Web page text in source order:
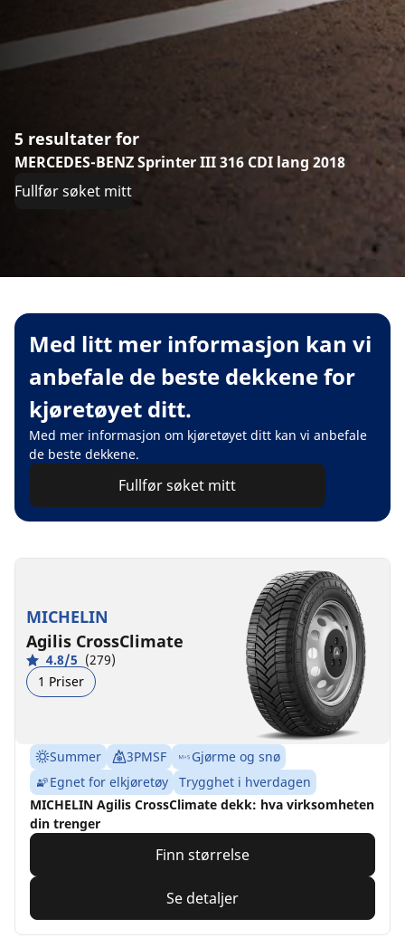
5 resultater for
MERCEDES-BENZ Sprinter III 316 CDI lang 2018
Fullfør søket mitt
Med litt mer informasjon kan vi
anbefale de beste dekkene for
kjøretøyet ditt.
Med mer informasjon om kjøretøyet ditt kan vi anbefale
de beste dekkene.
Fullfør søket mitt
MICHELIN
Agilis CrossClimate
4.8/5 (279)
1 Priser
Summer 3PMSF
Gjørme og snø
Egnet for elkjøretøy
Trygghet i hverdagen
MICHELIN Agilis CrossClimate dekk: hva virksomheten
din trenger
Finn størrelse
Se detaljer